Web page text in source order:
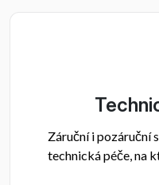
Záruční i pozáruční
technická péče, na